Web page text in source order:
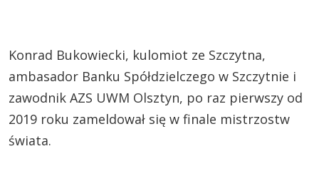
Konrad Bukowiecki, kulomiot ze Szczytna,
ambasador Banku Spółdzielczego w Szczytnie i
zawodnik AZS UWM Olsztyn, po raz pierwszy od
2019 roku zameldował się w finale mistrzostw
świata.